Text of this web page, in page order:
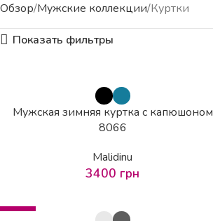
Обзор Мужские коллекции Куртки
Показать фильтры
Мужская зимняя куртка с капюшоном
8066
Malidinu
3400 грн
-29%